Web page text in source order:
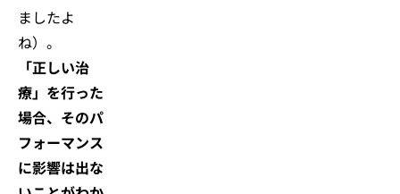
ましたよ
ね）。
「正しい治
療」を行った
場合、そのパ
フォーマンス
に影響は出な